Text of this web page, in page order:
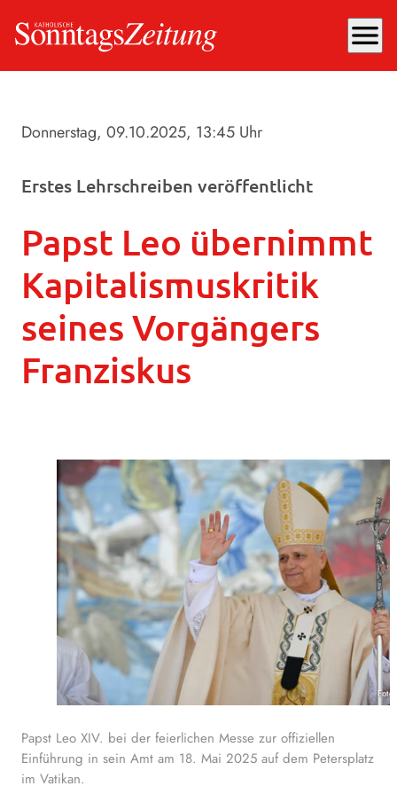
menu
Donnerstag, 09.10.2025, 13:45 Uhr
Erstes Lehrschreiben veröffentlicht
Papst Leo übernimmt
Kapitalismuskritik
seines Vorgängers
Franziskus
Papst Leo XIV. bei der feierlichen Messe zur offiziellen
Einführung in sein Amt am 18. Mai 2025 auf dem Petersplatz
im Vatikan.